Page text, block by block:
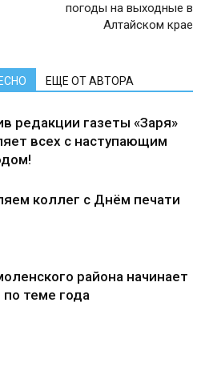
погоды на выходные в
Алтайском крае
ЕЩЕ ОТ АВТОРА
редакции газеты «Заря»
всех с наступающим
коллег с Днём печати
района начинает
по теме года